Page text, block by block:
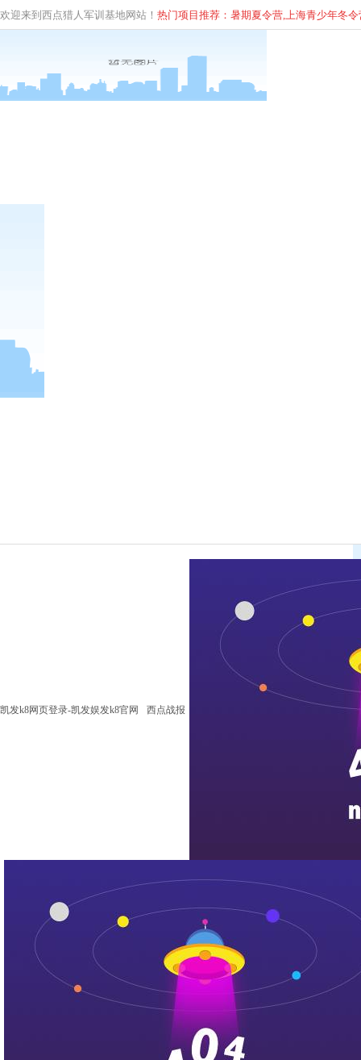
欢迎来到西点猎人军训基地网站！ 热门项目推荐：暑期夏令营,上海青少年冬令
凯发k8网页登录-凯发娱发k8官网 西点战报